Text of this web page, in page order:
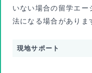
いない場合の留学エー
法になる場合がありま
現地サポート